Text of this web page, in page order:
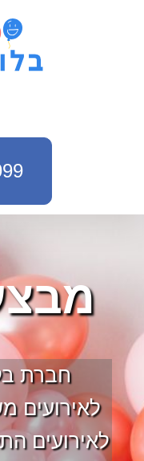
חברת
לאירועים
לאירועים